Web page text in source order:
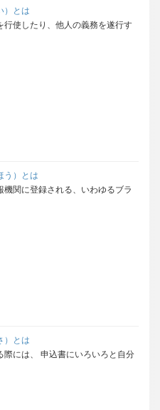
）とは
行使したり、他人の義務を遂行す
う）とは
関に登録される、いわゆるブラ
）とは
際には、 申込書にいろいろと自分